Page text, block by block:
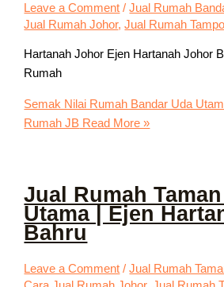
Leave a Comment /Jual Rumah
Jual Rumah Johor,Jual Rumah
Hartanah Johor Ejen Hartanah Johor
Rumah
Semak Nilai Rumah Bandar Uda
Rumah JB Read More »
Jual Rumah
Utama | Ejen
Bahru
Leave a Comment /Jual Rumah